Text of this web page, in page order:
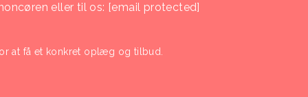
eller til os: [email protected]
at få et konkret oplæg og tilbud.